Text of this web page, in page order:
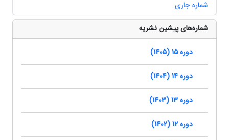
شماره جاری
شماره‌های پیشین نشریه
دوره 15 (1405)
دوره 14 (1404)
دوره 13 (1403)
دوره 12 (1402)